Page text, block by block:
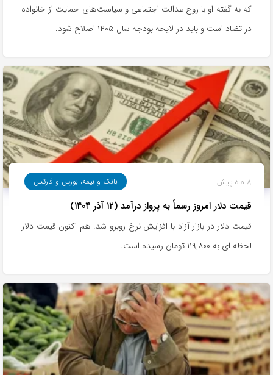
که به گفته او با روح عدالت اجتماعی و سیاست‌های حمایت از خانواده
در تضاد است و باید در لایحه بودجه سال ۱۴۰۵ اصلاح شود.
بانک و بیمه، بورس و فارکس 8 ماه پیش
قیمت دلار امروز رسماً به پرواز درآمد (۱۲ آذر ۱۴۰۴)
قیمت دلار در بازار آزاد با افزایش نرخ روبرو شد. هم اکنون قیمت دلار
لحظه ای به ۱۱۹,۸۰۰ تومان رسیده است.